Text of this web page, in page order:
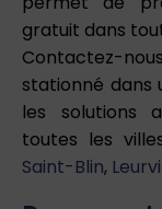
gratuit dans
Contactez-
stationné dans
les solutions
toutes les
Saint-Blin,